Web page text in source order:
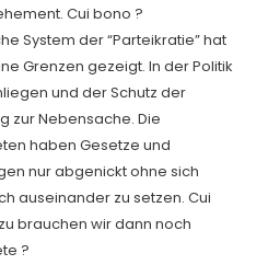
Cui bono ?
System der “Parteikratie” hat
Grenzen gezeigt. In der Politik
und der Schutz der
zur Nebensache. Die
haben Gesetze und
nur abgenickt ohne sich
auseinander zu setzen. Cui
brauchen wir dann noch
?